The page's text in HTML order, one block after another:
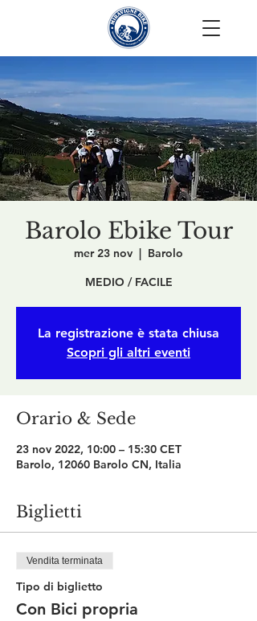
Barolo Ebike Tour
mer 23 nov
  |
Barolo
MEDIO / FACILE
La registrazione è stata chiusa
Scopri gli altri eventi
Orario & Sede
23 nov 2022, 10:00 – 15:30 CET
Barolo, 12060 Barolo CN, Italia
Biglietti
Vendita terminata
Tipo di biglietto
Con Bici propria